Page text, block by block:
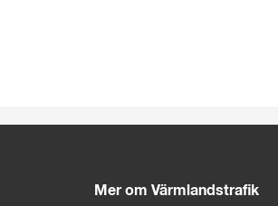
Mer om Värmlandstrafik